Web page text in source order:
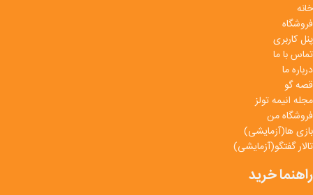
خانه
فروشگاه
پنل کاربری
تماس با ما
درباره ما
قصه گو
مجله انیمه تولز
فروشگاه من
بازی ها(آزمایشی)
تالار گفتگو(آزمایشی)
راهنما خرید